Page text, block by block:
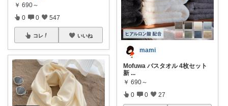
￥ 690～
0 0 547
コレ いいね
mami
Mofuwa バスタオル 4枚セット
新 ...
￥ 690～
0 0 27